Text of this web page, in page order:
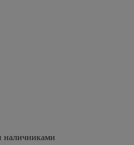
наличниками